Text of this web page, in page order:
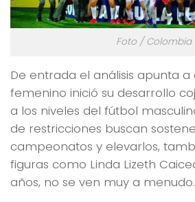
Foto / Colombia
De entrada el análisis apunta
femenino inició su desarrollo
a los niveles del fútbol
de restricciones buscan
campeonatos y elevarlos,
figuras como Linda Lizeth
años, no se ven muy a menudo.